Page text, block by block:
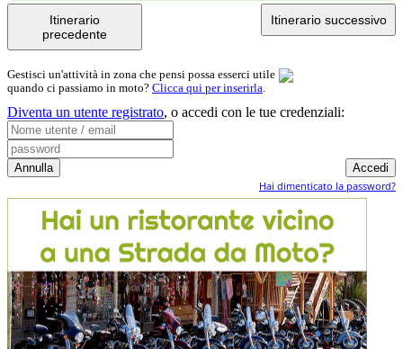
Itinerario
precedente
Itinerario successivo
Gestisci un'attività in zona che pensi possa esserci utile
quando ci passiamo in moto? Clicca qui per inserirla
Diventa un utente registrato, o accedi con le tue credenziali:
Hai dimenticato la password?